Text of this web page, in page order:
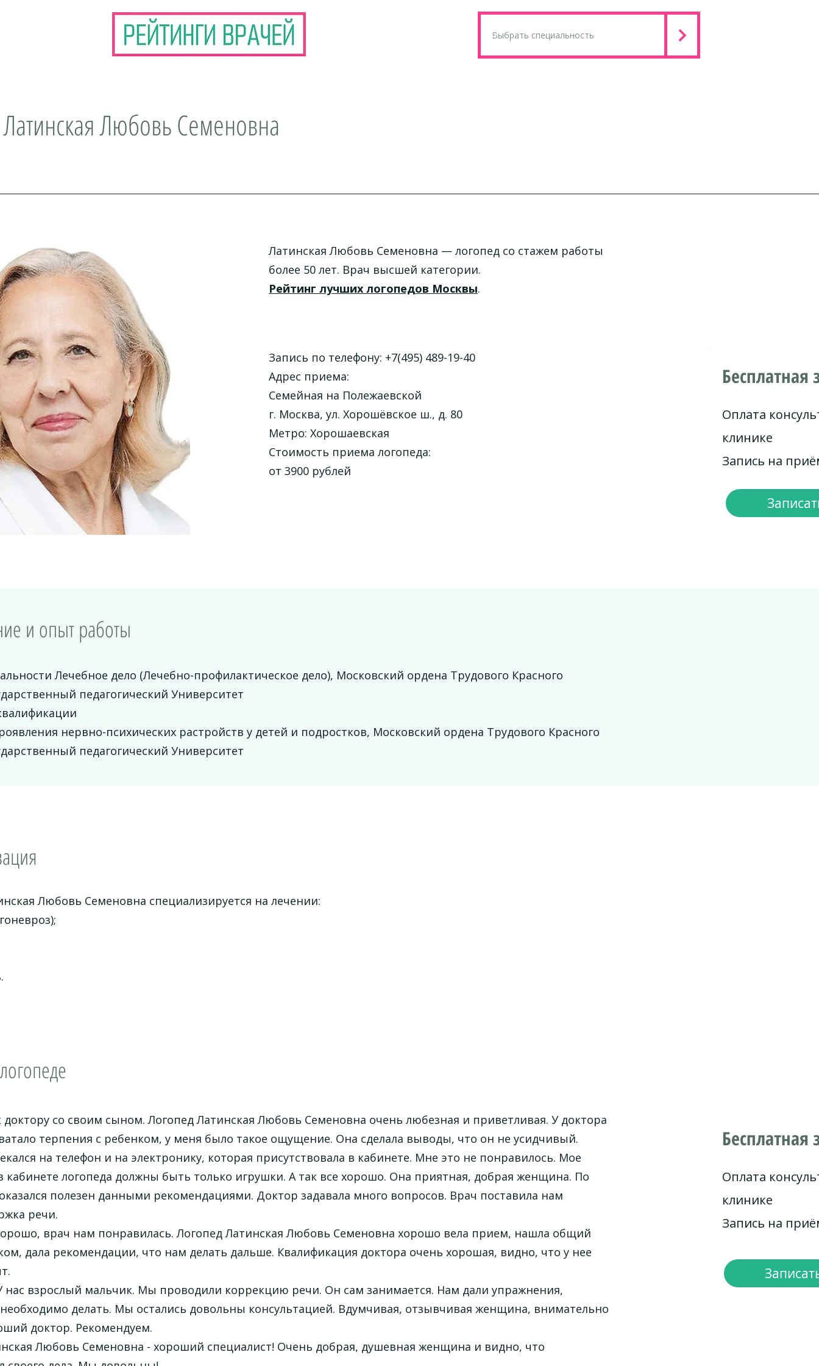
Любовь Семеновна
Латинская Любовь Семеновна — логопед со стажем работы
более 50 лет. Врач высшей категории.
Рейтинг лучших логопедов Москвы.
Запись по телефону: +7(495) 489-19-40
Адрес приема:
Семейная на Полежаевской
г. Москва, ул. Хорошёвское ш., д. 80
Метро: Хорошаевская
Стоимость приема логопеда:
от 3900 рублей
Бесплатная
Оплата
клинике
Запись на
и опыт работы
Лечебное дело (Лечебно-профилактическое дело), Московский ордена Трудового Красного
педагогический Университет
нервно-психических растройств у детей и подростков, Московский ордена Трудового Красного
педагогический Университет
Любовь Семеновна специализируется на лечении:
доктору со своим сыном. Логопед Латинская Любовь Семеновна очень любезная и приветливая. У доктора
терпения с ребенком, у меня было такое ощущение. Она сделала выводы, что он не усидчивый.
на телефон и на электронику, которая присутствовала в кабинете. Мне это не понравилось. Мое
кабинете логопеда должны быть только игрушки. А так все хорошо. Она приятная, добрая женщина. По
полезен данными рекомендациями. Доктор задавала много вопросов. Врач поставила нам
речи.
врач нам понравилась. Логопед Латинская Любовь Семеновна хорошо вела прием, нашла общий
дала рекомендации, что нам делать дальше. Квалификация доктора очень хорошая, видно, что у нее
нас взрослый мальчик. Мы проводили коррекцию речи. Он сам занимается. Нам дали упражнения,
делать. Мы остались довольны консультацией. Вдумчивая, отзывчивая женщина, внимательно
доктор. Рекомендуем.
Любовь Семеновна - хороший специалист! Очень добрая, душевная женщина и видно, что
Бесплатная
Оплата
клинике
Запись на